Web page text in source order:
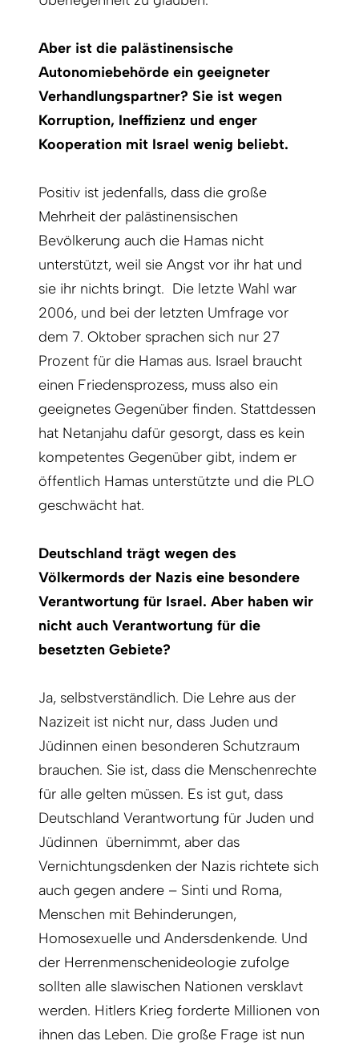
Aber ist die palästinensische
Autonomiebehörde ein geeigneter
Verhandlungspartner? Sie ist wegen
Korruption, Ineffizienz und enger
Kooperation mit Israel wenig beliebt.
Positiv ist jedenfalls, dass die große
Mehrheit der palästinensischen
Bevölkerung auch die Hamas nicht
unterstützt, weil sie Angst vor ihr hat und
sie ihr nichts bringt. Die letzte Wahl war
2006, und bei der letzten Umfrage vor
dem 7. Oktober sprachen sich nur 27
Prozent für die Hamas aus. Israel braucht
einen Friedensprozess, muss also ein
geeignetes Gegenüber finden. Stattdessen
hat Netanjahu dafür gesorgt, dass es kein
kompetentes Gegenüber gibt, indem er
öffentlich Hamas unterstützte und die PLO
geschwächt hat.
Deutschland trägt wegen des
Völkermords der Nazis eine besondere
Verantwortung für Israel. Aber haben wir
nicht auch Verantwortung für die
besetzten Gebiete?
Ja, selbstverständlich. Die Lehre aus der
Nazizeit ist nicht nur, dass Juden und
Jüdinnen einen besonderen Schutzraum
brauchen. Sie ist, dass die Menschenrechte
für alle gelten müssen. Es ist gut, dass
Deutschland Verantwortung für Juden und
Jüdinnen übernimmt, aber das
Vernichtungsdenken der Nazis richtete sich
auch gegen andere – Sinti und Roma,
Menschen mit Behinderungen,
Homosexuelle und Andersdenkende. Und
der Herrenmenschenideologie zufolge
sollten alle slawischen Nationen versklavt
werden. Hitlers Krieg forderte Millionen von
ihnen das Leben. Die große Frage ist nun